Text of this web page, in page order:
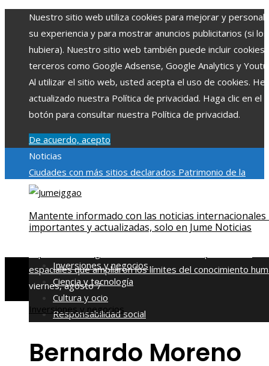
Nuestro sitio web utiliza cookies para mejorar y
su experiencia y para mostrar anuncios publicitarios (si los
hubiera). Nuestro sitio web también puede incluir cookies
terceros como Google Adsense, Google Analytics y
Al utilizar el sitio web, usted acepta el uso de cookies.
actualizado nuestra Política de privacidad. Haga clic en el
botón para consultar nuestra Política de privacidad.
De acuerdo, acepto
Noticias
Ciudades con más sitios declarados Patrimonio de la
Humanidad y su importancia
la inversión productiva y reducir la fragmentación
en Bosnia y Herzegovina
La gran depresión de 1929 y su
espaciales que ampliaron los límites del conocimiento
viernes, agosto 7
Mantente informado con las noticias internacionales
importantes y actualizadas, solo en Jume Noticias
Inversiones y negocios
Ciencia y tecnología
Cultura y ocio
Responsabilidad social
Inversiones y negocios
Bernardo Moreno